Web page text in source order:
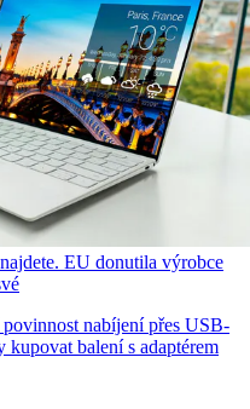
EU donutila výrobce
nabíjení přes USB-
balení s adaptérem